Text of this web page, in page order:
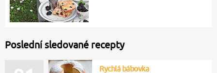
Poslední sledované recepty
Rychlá bábovka